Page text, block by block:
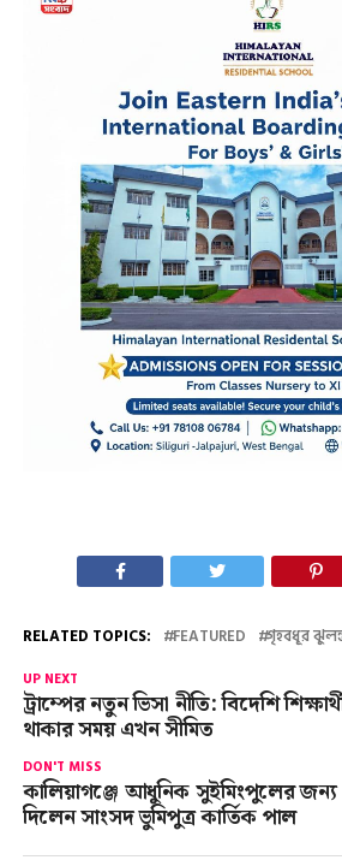
RELATED TOPICS: FEATURED গৃহবধূর
UP NEXT
ট্রাম্পের নতুন ভিসা নীতি: বিদেশি
থাকার সময় এখন সীমিত
DON'T MISS
কালিয়াগঞ্জে আধুনিক সুইমিংপুলের জন্য
দিলেন সাংসদ ভুমিপুত্র কার্তিক পাল